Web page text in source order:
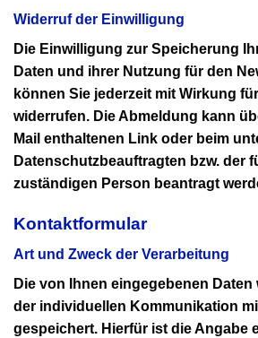
Widerruf der Einwilligung
Die Einwilligung zur Speicherung
Daten und ihrer Nutzung für den
können Sie jederzeit mit Wirkung
widerrufen. Die Abmeldung kann
Mail enthaltenen Link oder beim
Datenschutzbeauftragten bzw. der
zuständigen Person beantragt
Kontaktformular
Art und Zweck der Verarbeitung
Die von Ihnen eingegebenen
der individuellen Kommunikation
gespeichert. Hierfür ist die Angabe